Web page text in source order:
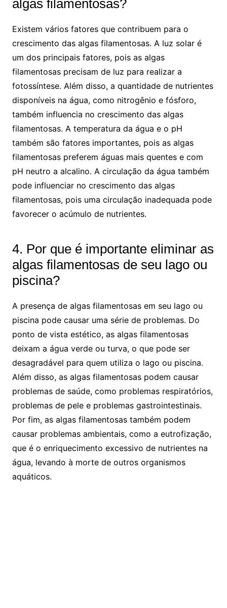
algas filamentosas?
Existem vários fatores que contribuem para o
crescimento das algas filamentosas. A luz solar é
um dos principais fatores, pois as algas
filamentosas precisam de luz para realizar a
fotossíntese. Além disso, a quantidade de nutrientes
disponíveis na água, como nitrogênio e fósforo,
também influencia no crescimento das algas
filamentosas. A temperatura da água e o pH
também são fatores importantes, pois as algas
filamentosas preferem águas mais quentes e com
pH neutro a alcalino. A circulação da água também
pode influenciar no crescimento das algas
filamentosas, pois uma circulação inadequada pode
favorecer o acúmulo de nutrientes.
4. Por que é importante eliminar as
algas filamentosas de seu lago ou
piscina?
A presença de algas filamentosas em seu lago ou
piscina pode causar uma série de problemas. Do
ponto de vista estético, as algas filamentosas
deixam a água verde ou turva, o que pode ser
desagradável para quem utiliza o lago ou piscina.
Além disso, as algas filamentosas podem causar
problemas de saúde, como problemas respiratórios,
problemas de pele e problemas gastrointestinais.
Por fim, as algas filamentosas também podem
causar problemas ambientais, como a eutrofização,
que é o enriquecimento excessivo de nutrientes na
água, levando à morte de outros organismos
aquáticos.